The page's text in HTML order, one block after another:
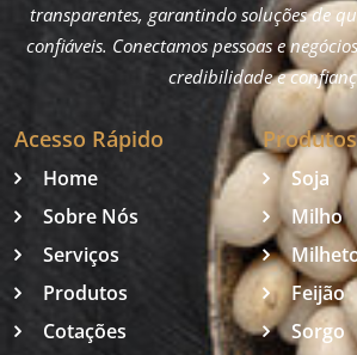
transparentes, garantindo soluções de
confiáveis. Conectamos pessoas e
credibilidade e
Acesso Rápido
Home
Sobre Nós
Serviços
Produtos
Cotações
Soja
Milho
Feijão
Sorgo